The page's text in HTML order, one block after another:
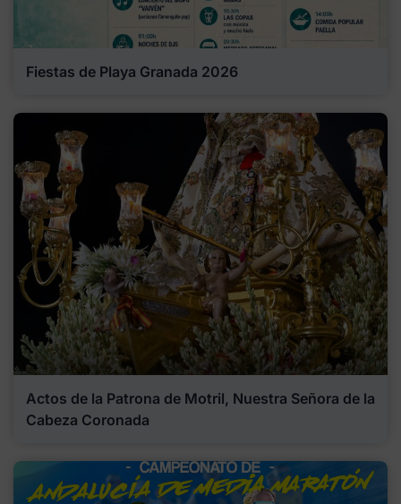
Fiestas de Playa Granada 2026
Actos de la Patrona de Motril, Nuestra Señora de la
Cabeza Coronada